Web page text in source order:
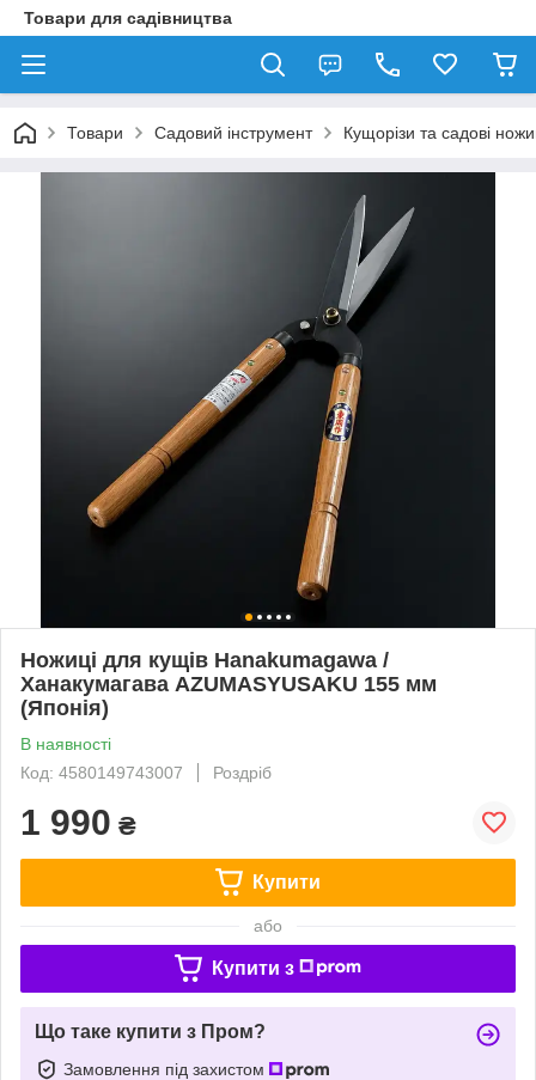
Товари для садівництва
Товари Садовий інструмент Кущорізи та садові
Ножиці для кущів Hanakumagawa /
Ханакумагава AZUMASYUSAKU 155 мм
(Японія)
В наявності
Код: 4580149743007
Роздріб
1 990 ₴
Купити
або
Купити з
Що таке купити з Пром?
Замовлення під захистом